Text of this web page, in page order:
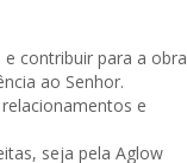
contribuir para a obra
ao Senhor.
e
seja pela Aglow